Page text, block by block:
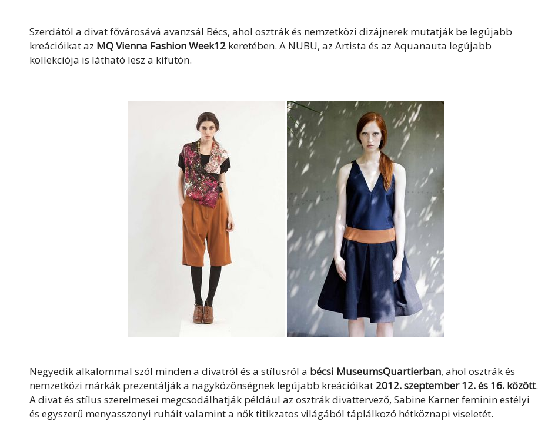
Szerdától a divat fővárosává avanzsál Bécs, ahol osztrák és nemzetközi dizájnerek mutatják be legújabb
kreációikat az MQ Vienna Fashion Week12 keretében. A NUBU, az Artista és az Aquanauta legújabb
kollekciója is látható lesz a kifutón.
Negyedik alkalommal szól minden a divatról és a stílusról a bécsi MuseumsQuartierban, ahol osztrák és
nemzetközi márkák prezentálják a nagyközönségnek legújabb kreációikat 2012. szeptember 12. és 16. között.
A divat és stílus szerelmesei megcsodálhatják például az osztrák divattervező, Sabine Karner feminin estélyi
és egyszerű menyasszonyi ruháit valamint a nők titikzatos világából táplálkozó hétköznapi viseletét.